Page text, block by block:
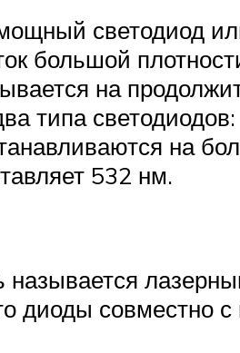
светодиод
большой
на
типа
на
532 нм.
диоды совместно с